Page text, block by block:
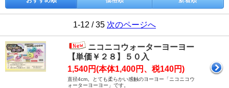
1-12 / 35 次のページへ
ニコニコウォーターヨーヨー
【単価￥２８】５０入
1,540円(本体1,400円、税140円)
直径4cm。とても柔らかい感触のヨーヨー「ニコニコウ
ォーターヨーヨー」です。